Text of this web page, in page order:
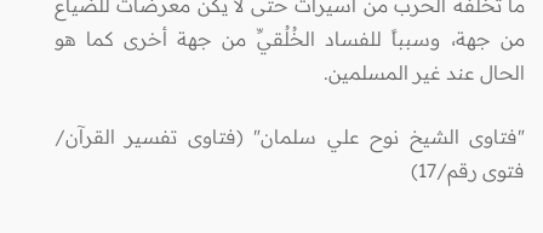
من جهة، وسبباً للفساد الخُلُقيِّ من جهة أخرى كما هو
الحال عند غير المسلمين.
"فتاوى الشيخ نوح علي سلمان" (فتاوى تفسير القرآن/
فتوى رقم/17)